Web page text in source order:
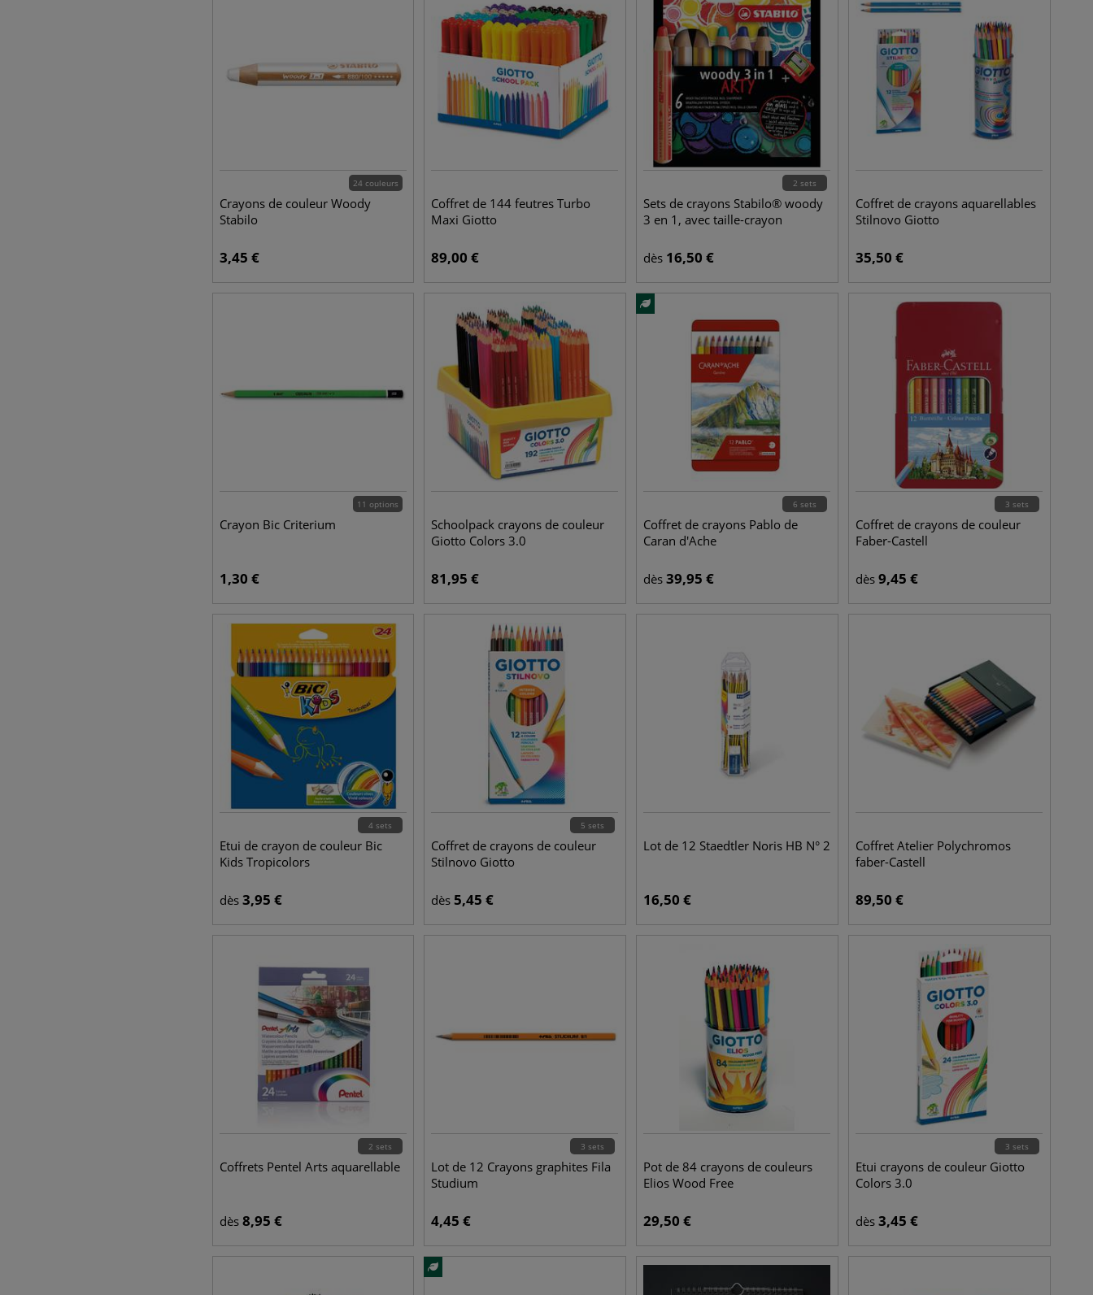
24 couleurs
Crayons de couleur Woody
Stabilo
3,45 €
Coffret de 144 feutres Turbo
Maxi Giotto
89,00 €
2 sets
Sets de crayons Stabilo® woody
3 en 1, avec taille-crayon
dès 16,50 €
Coffret de crayons aquarellables
Stilnovo Giotto
35,50 €
11 options
Crayon Bic Criterium
1,30 €
Schoolpack crayons de couleur
Giotto Colors 3.0
81,95 €
6 sets
Coffret de crayons Pablo de
Caran d'Ache
dès 39,95 €
3 sets
Coffret de crayons de couleur
Faber-Castell
dès 9,45 €
4 sets
Etui de crayon de couleur Bic
Kids Tropicolors
dès 3,95 €
5 sets
Coffret de crayons de couleur
Stilnovo Giotto
dès 5,45 €
Lot de 12 Staedtler Noris HB N° 2
16,50 €
Coffret Atelier Polychromos
faber-Castell
89,50 €
2 sets
Coffrets Pentel Arts aquarellable
dès 8,95 €
3 sets
Lot de 12 Crayons graphites Fila
Studium
4,45 €
Pot de 84 crayons de couleurs
Elios Wood Free
29,50 €
3 sets
Etui crayons de couleur Giotto
Colors 3.0
dès 3,45 €